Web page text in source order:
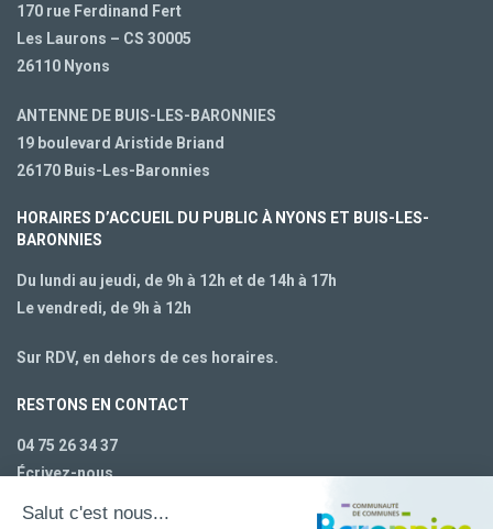
170 rue Ferdinand Fert
Les Laurons – CS 30005
26110 Nyons
ANTENNE DE BUIS-LES-BARONNIES
19 boulevard Aristide Briand
26170 Buis-Les-Baronnies
HORAIRES D’ACCUEIL DU PUBLIC À NYONS ET BUIS-LES-
BARONNIES
Du lundi au jeudi, de 9h à 12h et de 14h à 17h
Le vendredi, de 9h à 12h
Sur RDV, en dehors de ces horaires.
RESTONS EN CONTACT
04 75 26 34 37
Écrivez-nous